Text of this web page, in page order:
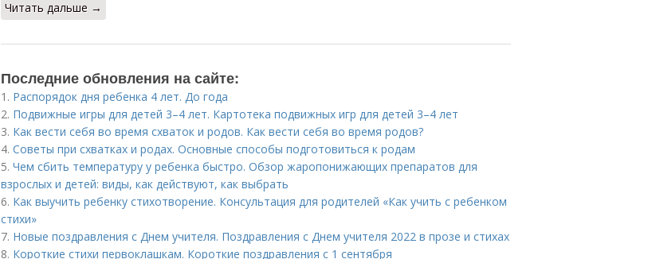
Читать дальше →
Последние обновления на сайте:
1. Распорядок дня ребенка 4 лет. До года
2. Подвижные игры для детей 3–4 лет. Картотека подвижных игр для детей 3–4 лет
3. Как вести себя во время схваток и родов. Как вести себя во время родов?
4. Советы при схватках и родах. Основные способы подготовиться к родам
5. Чем сбить температуру у ребенка быстро. Обзор жаропонижающих препаратов для
взрослых и детей: виды, как действуют, как выбрать
6. Как выучить ребенку стихотворение. Консультация для родителей «Как учить с ребенком
стихи»
7. Новые поздравления с Днем учителя. Поздравления с Днем учителя 2022 в прозе и стихах
8. Короткие стихи первоклашкам. Короткие поздравления с 1 сентября